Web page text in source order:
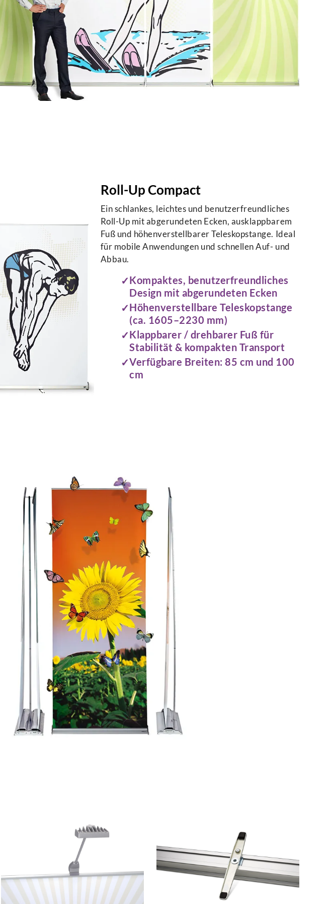
Roll-Up Compact
Ein schlankes, leichtes und benutzerfreundliches
Roll-Up mit abgerundeten Ecken, ausklappbarem
Fuß und höhenverstellbarer Teleskopstange. Ideal
für mobile Anwendungen und schnellen Auf- und
Abbau.
Kompaktes, benutzerfreundliches
Design mit abgerundeten Ecken
Höhenverstellbare Teleskopstange
(ca. 1605–2230 mm)
Klappbarer / drehbarer Fuß für
Stabilität & kompakten Transport
Verfügbare Breiten: 85 cm und 100
cm